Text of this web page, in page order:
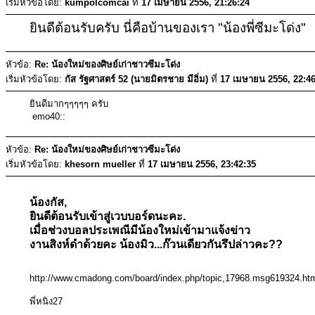
เริ่มหัวข้อโดย: kumpolcomcai ที่ 17 เมษายน 2556, 21:26:24
ยินดีต้อนรับครับ นี่คือบ้านของเรา "น้องพี่ซีมะโด่ง"
หัวข้อ: Re: น้องใหม่ของศิษย์เก่าชาวซีมะโด่ง
เริ่มหัวข้อโดย: กัส รัฐศาสตร์ 52 (นายมิตรชาย มีอิ่ม) ที่ 17 เมษายน 2556,
ยินดีมากๆๆๆๆๆ ครับ
emo40::
หัวข้อ: Re: น้องใหม่ของศิษย์เก่าชาวซีมะโด่ง
เริ่มหัวข้อโดย: khesorn mueller ที่ 17 เมษายน 2556, 23:42:35
น้องกัส,
ยินดีต้อนรับเข้าสู่เวบบอร์ดนะคะ.
เมื่อช่วงบอลประเพณีมีน้องใหม่เข้ามาแจ้งข่าว
งานสิงห์ดำด้วยคะ น้องมิว...ก๊วนเดียวกันรึปล่าวคะ??
http://www.cmadong.com/board/index.php/
พี่หนิง27